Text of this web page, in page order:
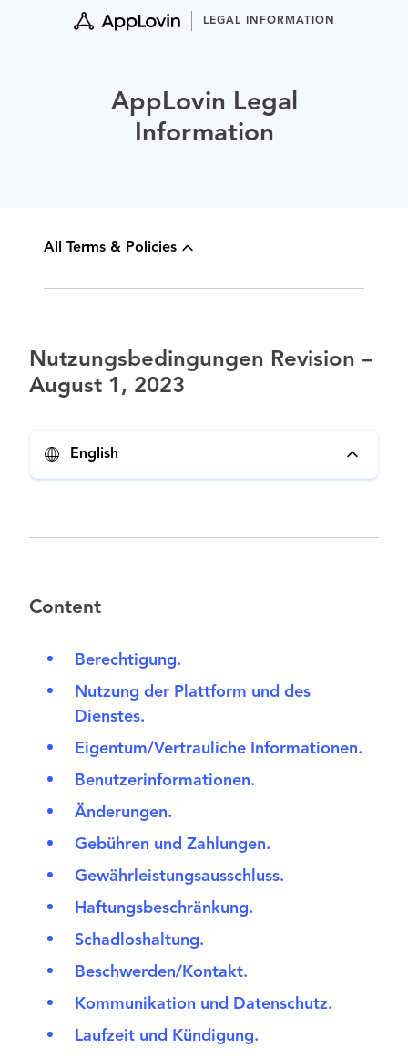
LEGAL INFORMATION
AppLovin Legal
Information
All Terms & Policies
Nutzungsbedingungen Revision –
August 1, 2023
English
Content
Berechtigung.
Nutzung der Plattform und des
Dienstes.
Eigentum/Vertrauliche Informationen.
Benutzerinformationen.
Änderungen.
Gebühren und Zahlungen.
Gewährleistungsausschluss.
Haftungsbeschränkung.
Schadloshaltung.
Beschwerden/Kontakt.
Kommunikation und Datenschutz.
Laufzeit und Kündigung.